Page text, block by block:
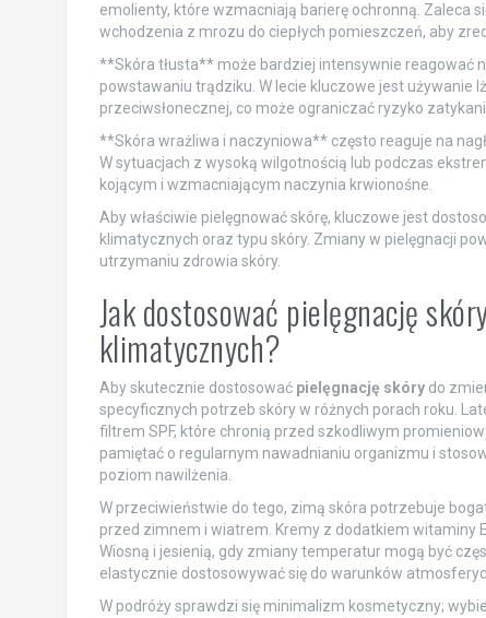
emolienty, które wzmacniają barierę ochronną. Zaleca
wchodzenia z mrozu do ciepłych pomieszczeń, aby
**Skóra tłusta** może bardziej intensywnie reagować
powstawaniu trądziku. W lecie kluczowe jest używanie
przeciwsłonecznej, co może ograniczać ryzyko
**Skóra wrażliwa i naczyniowa** często reaguje na
W sytuacjach z wysoką wilgotnością lub podczas
kojącym i wzmacniającym naczynia krwionośne.
Aby właściwie pielęgnować skórę, kluczowe jest
klimatycznych oraz typu skóry. Zmiany w pielęgnacji
utrzymaniu zdrowia skóry.
Jak dostosować pielęgnację
klimatycznych?
Aby skutecznie dostosować pielęgnację skórydo
specyficznych potrzeb skóry w różnych porach roku.
filtrem SPF, które chronią przed szkodliwym
pamiętać o regularnym nawadnianiu organizmu i
poziom nawilżenia.
W przeciwieństwie do tego, zimą skóra potrzebuje
przed zimnem i wiatrem. Kremy z dodatkiem witaminy
Wiosną i jesienią, gdy zmiany temperatur mogą być
elastycznie dostosowywać się do warunków
W podróży sprawdzi się minimalizm kosmetyczny;